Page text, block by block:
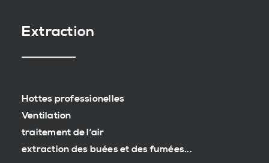
Extraction
Hottes professionelles
Ventilation
traitement de l’air
extraction des buées et des fumées...